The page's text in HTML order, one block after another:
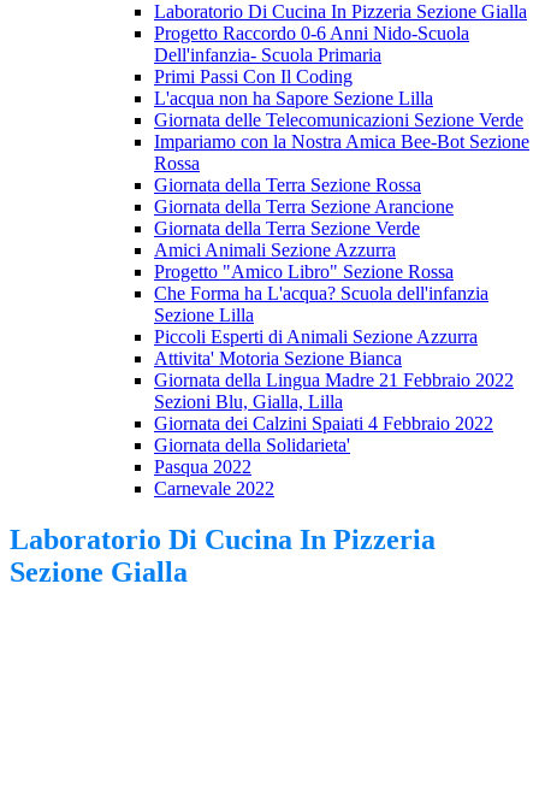
Laboratorio Di Cucina In Pizzeria Sezione Gialla
Progetto Raccordo 0-6 Anni Nido-Scuola
Dell'infanzia- Scuola Primaria
Primi Passi Con Il Coding
L'acqua non ha Sapore Sezione Lilla
Giornata delle Telecomunicazioni Sezione Verde
Impariamo con la Nostra Amica Bee-Bot Sezione
Rossa
Giornata della Terra Sezione Rossa
Giornata della Terra Sezione Arancione
Giornata della Terra Sezione Verde
Amici Animali Sezione Azzurra
Progetto "Amico Libro" Sezione Rossa
Che Forma ha L'acqua? Scuola dell'infanzia
Sezione Lilla
Piccoli Esperti di Animali Sezione Azzurra
Attivita' Motoria Sezione Bianca
Giornata della Lingua Madre 21 Febbraio 2022
Sezioni Blu, Gialla, Lilla
Giornata dei Calzini Spaiati 4 Febbraio 2022
Giornata della Solidarieta'
Pasqua 2022
Carnevale 2022
Laboratorio Di Cucina In Pizzeria
Sezione Gialla